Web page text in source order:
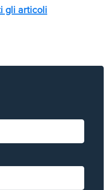
gli articoli